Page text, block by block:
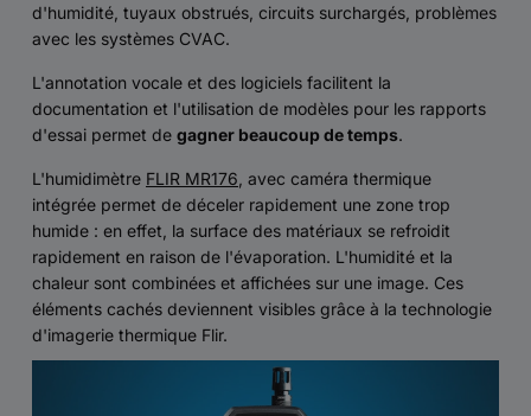
d'humidité, tuyaux obstrués, circuits surchargés, problèmes
avec les systèmes CVAC.
L'annotation vocale et des logiciels facilitent la
documentation et l'utilisation de modèles pour les rapports
d'essai permet de gagner beaucoup de temps.
L'humidimètre FLIR MR176 , avec caméra thermique
intégrée permet de déceler rapidement une zone trop
humide : en effet, la surface des matériaux se refroidit
rapidement en raison de l'évaporation. L'humidité et la
chaleur sont combinées et affichées sur une image. Ces
éléments cachés deviennent visibles grâce à la technologie
d'imagerie thermique Flir.